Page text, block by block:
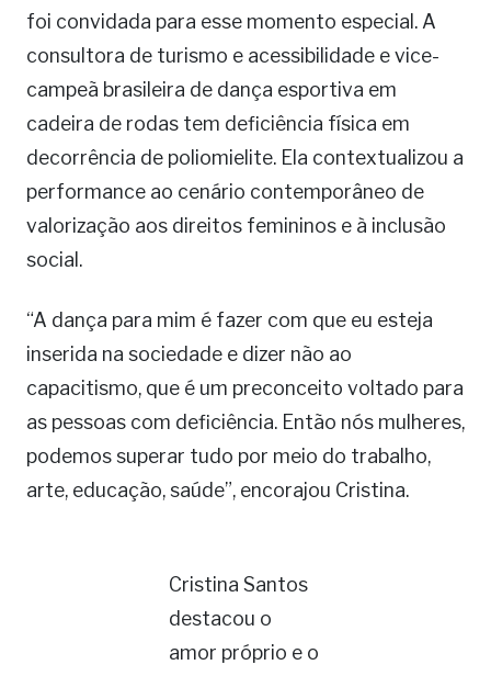
foi convidada para esse momento especial. A
consultora de turismo e acessibilidade e vice-
campeã brasileira de dança esportiva em
cadeira de rodas tem deficiência física em
decorrência de poliomielite. Ela contextualizou a
performance ao cenário contemporâneo de
valorização aos direitos femininos e à inclusão
social.
“A dança para mim é fazer com que eu esteja
inserida na sociedade e dizer não ao
capacitismo, que é um preconceito voltado para
as pessoas com deficiência. Então nós mulheres,
podemos superar tudo por meio do trabalho,
arte, educação, saúde”, encorajou Cristina.
Cristina Santos
destacou o
amor próprio e o